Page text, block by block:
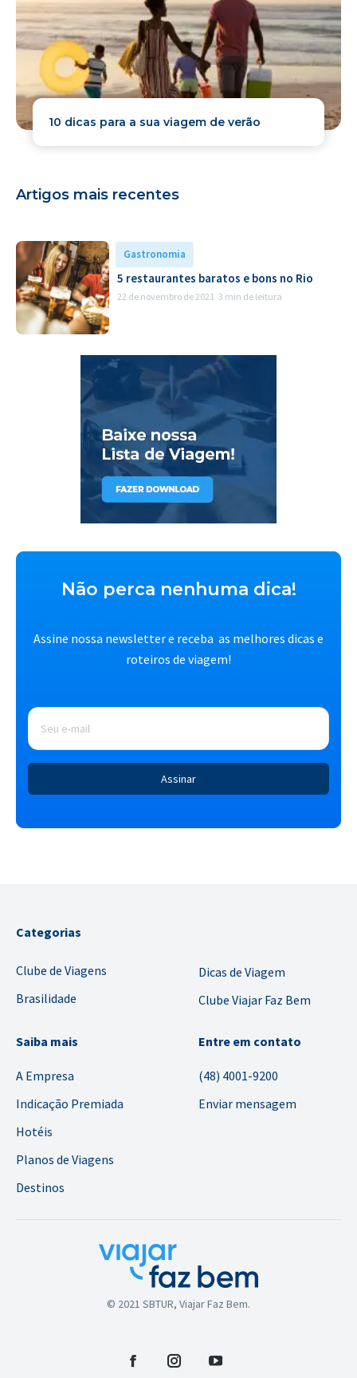
10 dicas para a sua viagem de verão
Artigos mais recentes
Gastronomia
5 restaurantes baratos e bons no Rio
22 de novembro de 2021 3 min de leitura
Não perca nenhuma dica!
Assine nossa newsletter e receba as melhores dicas e
roteiros de viagem!
E-
mail *
Categorias
Clube de Viagens
Brasilidade
Dicas de Viagem
Clube Viajar Faz Bem
Saiba mais
A Empresa
Indicação Premiada
Hotéis
Planos de Viagens
Destinos
Entre em contato
(48) 4001-9200
Enviar mensagem
© 2021 SBTUR, Viajar Faz Bem.
FacebookInstagramYouTube